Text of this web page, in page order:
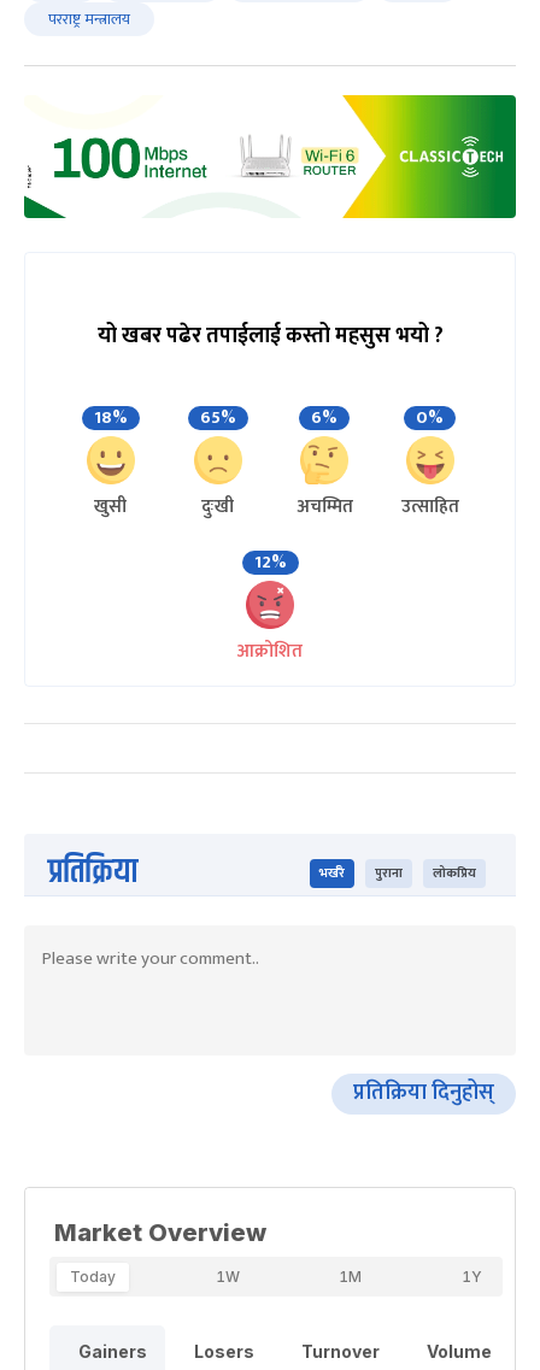
परराष्ट्र मन्त्रालय
यो खबर पढेर तपाईलाई कस्तो महसुस भयो ?
18%
खुसी
65%
दुःखी
6%
अचम्मित
0%
उत्साहित
12%
आक्रोशित
प्रतिक्रिया भर्खरै पुराना लोकप्रिय
प्रतिक्रिया दिनुहोस्